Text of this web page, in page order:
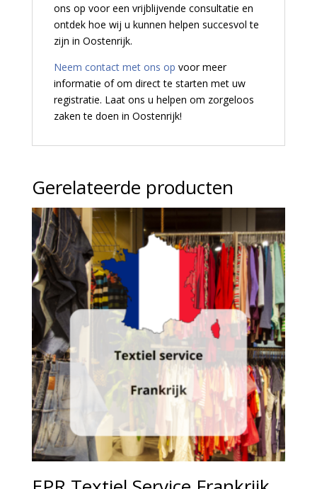
ons op voor een vrijblijvende consultatie en
ontdek hoe wij u kunnen helpen succesvol te
zijn in Oostenrijk.
Neem contact met ons op voor meer
informatie of om direct te starten met uw
registratie. Laat ons u helpen om zorgeloos
zaken te doen in Oostenrijk!
Gerelateerde producten